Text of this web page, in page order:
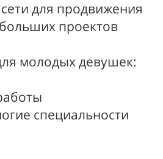
для продвижения
проектов
молодых девушек:
специальности